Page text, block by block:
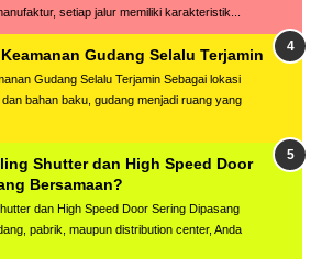
setiap jalur memiliki karakteristik...
Gudang Selalu Terjamin
Gudang Selalu Terjamin Sebagai lokasi
bahan baku, gudang menjadi ruang yang
Shutter dan High Speed Door
Bersamaan?
dan High Speed Door Sering Dipasang
pabrik, maupun distribution center, Anda